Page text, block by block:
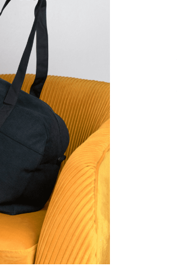
Etiquette bagage
jardin d'aurore